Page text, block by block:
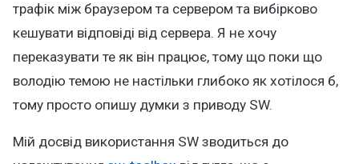
трафік між браузером та сервером та вибірково
кешувати відповіді від сервера. Я не хочу
переказувати те як він працює, тому що поки що
володію темою не настільки глибоко як хотілося б,
тому просто опишу думки з приводу SW.
Мій досвід використання SW зводиться до